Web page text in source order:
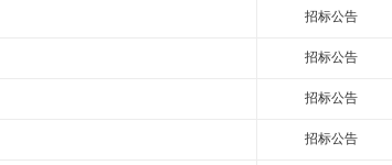
招标公告
招标公告
招标公告
招标公告